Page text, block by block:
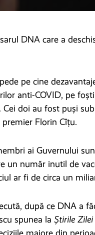
DNA care a
pe cine
anti-COVID, pe
Cei doi au fost puși
Florin Cîțu.
ai Guvernului
un număr inutil de
ar fi de circa un
după ce DNA a
spunea la Știrile Zilei